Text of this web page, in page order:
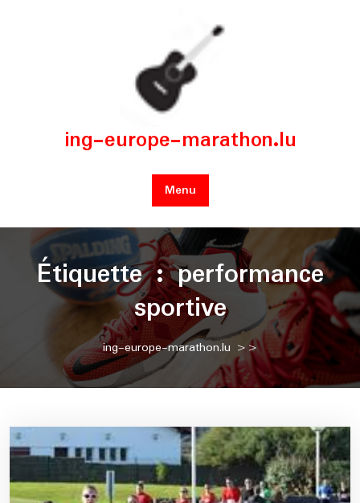
ing-europe-marathon.lu
Menu
Étiquette :performance
sportive
ing-europe-marathon.lu >>